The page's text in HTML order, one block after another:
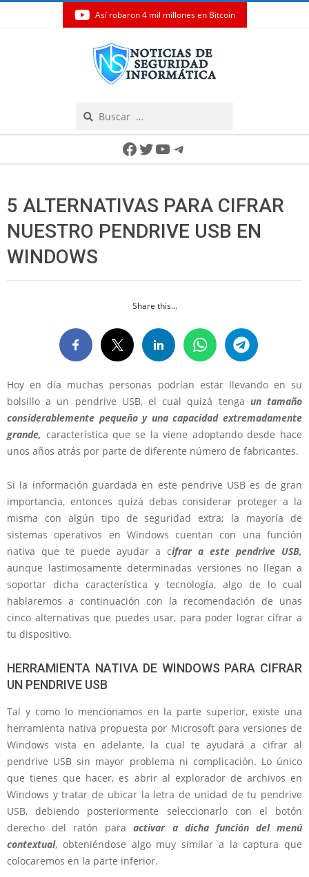
Así robaron 4 mil millones en Bitcoin
Facebook
Twitter
YouTube
Telegram
5 ALTERNATIVAS PARA CIFRAR
NUESTRO PENDRIVE USB EN
WINDOWS
Share this...
Hoy en día muchas personas podrían estar llevando en su
bolsillo a un pendrive USB, el cual quizá tenga un tamaño
considerablemente pequeño y una capacidad extremadamente
grande, característica que se la viene adoptando desde hace
unos años atrás por parte de diferente número de fabricantes.
Si la información guardada en este pendrive USB es de gran
importancia, entonces quizá debas considerar proteger a la
misma con algún tipo de seguridad extra; la mayoría de
sistemas operativos en Windows cuentan con una función
nativa que te puede ayudar a cifrar a este pendrive USB,
aunque lastimosamente determinadas versiones no llegan a
soportar dicha característica y tecnología, algo de lo cual
hablaremos a continuación con la recomendación de unas
cinco alternativas que puedes usar, para poder lograr cifrar a
tu dispositivo.
HERRAMIENTA NATIVA DE WINDOWS PARA CIFRAR
UN PENDRIVE USB
Tal y como lo mencionamos en la parte superior, existe una
herramienta nativa propuesta por Microsoft para versiones de
Windows vista en adelante, la cual te ayudará a cifrar al
pendrive USB sin mayor problema ni complicación. Lo único
que tienes que hacer, es abrir al explorador de archivos en
Windows y tratar de ubicar la letra de unidad de tu pendrive
USB, debiendo posteriormente seleccionarlo con el botón
derecho del ratón para activar a dicha función del menú
contextual, obteniéndose algo muy similar a la captura que
colocaremos en la parte inferior.